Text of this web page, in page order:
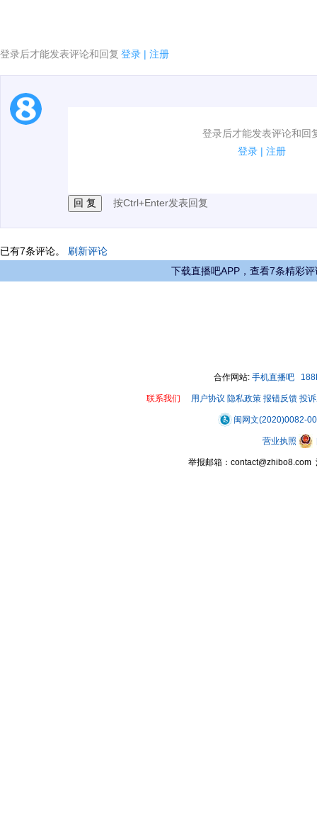
登录后才能发表评论和回复 登录 | 注册
登录后才能发表评论和回
登录 | 注册
1.电脑端新用户可以发表评论了！
按Ctrl+Enter发表回复
已有7条评论。 刷新评论
下载直播吧APP，查看7条精彩评
合作网站: 手机直播吧
联系我们 用户协议 隐私政策 报错反馈 投
闽网文(2020)0082-
营业执照
举报邮箱：